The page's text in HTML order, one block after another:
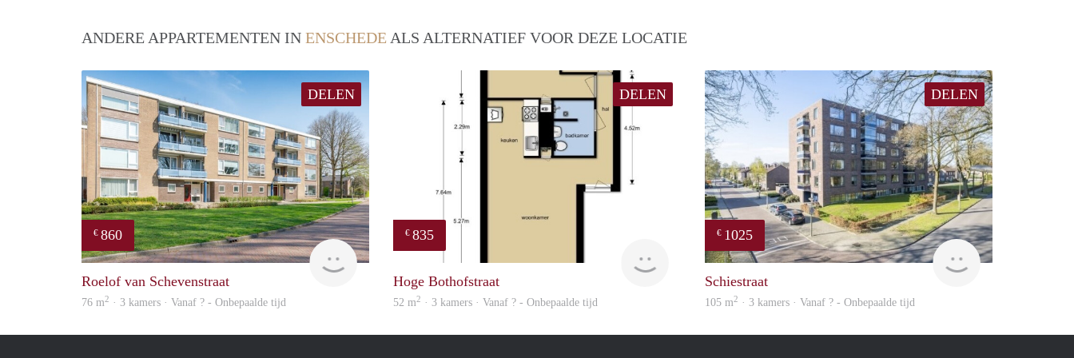
ANDERE APPARTEMENTEN IN ENSCHEDE ALS ALTERNATIEF VOOR DEZE LOCATIE
DELEN
€ 860
Woning
Roelof van Schevenstraat
76 m2 · 3 kamers · Vanaf ? - Onbepaalde tijd
DELEN
€ 835
Hoge Bothofstraat
52 m2 · 3 kamers · Vanaf ? - Onbepaalde tijd
DELEN
€ 1025
finder
Schiestraat
105 m2 · 3 kamers · Vanaf ? - Onbepaalde tijd